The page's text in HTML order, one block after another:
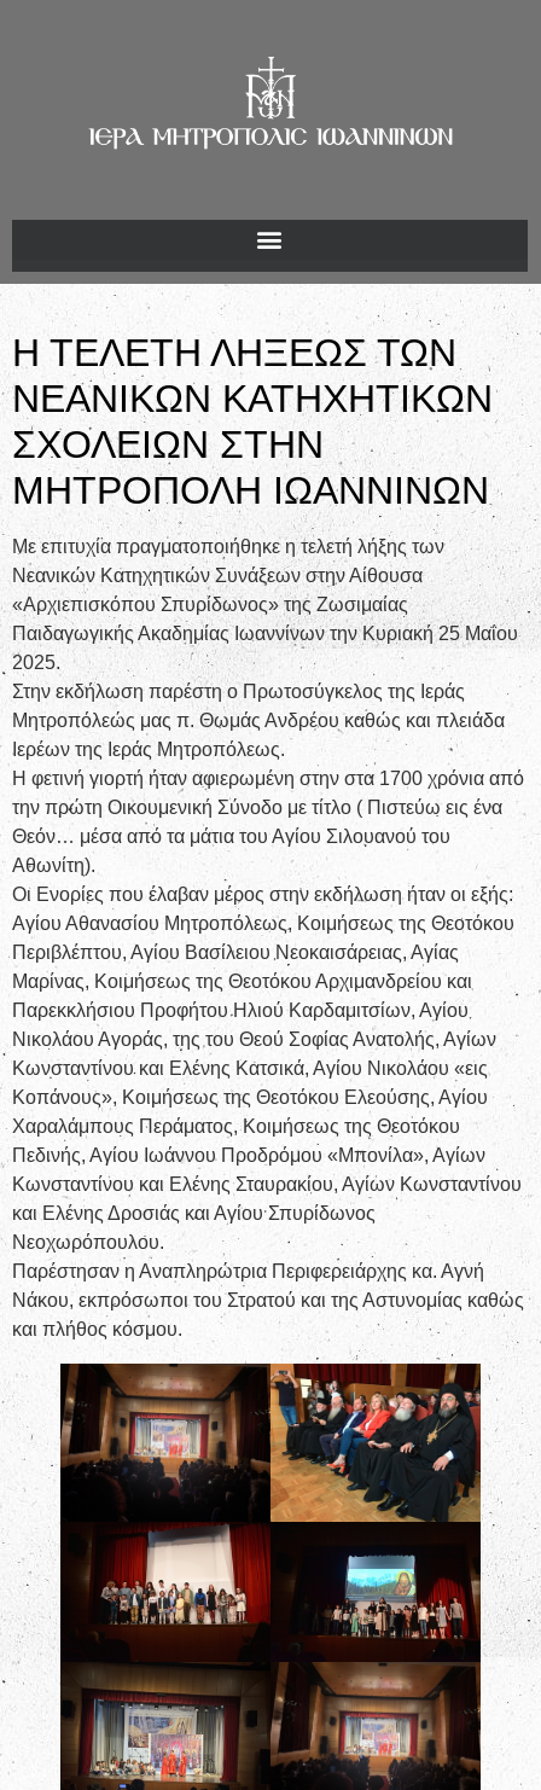
Η ΤΕΛΕΤΗ ΛΗΞΕΩΣ ΤΩΝ
ΝΕΑΝΙΚΩΝ ΚΑΤΗΧΗΤΙΚΩΝ
ΣΧΟΛΕΙΩΝ ΣΤΗΝ
ΜΗΤΡΟΠΟΛΗ ΙΩΑΝΝΙΝΩΝ
Με επιτυχία πραγματοποιήθηκε η τελετή λήξης των
Νεανικών Κατηχητικών Συνάξεων στην Αίθουσα
«Αρχιεπισκόπου Σπυρίδωνος» της Ζωσιμαίας
Παιδαγωγικής Ακαδημίας Ιωαννίνων την Κυριακή 25 Μαΐου
2025.
Στην εκδήλωση παρέστη ο Πρωτοσύγκελος της Ιεράς
Μητροπόλεώς μας π. Θωμάς Ανδρέου καθώς και πλειάδα
Ιερέων της Ιεράς Μητροπόλεως.
Η φετινή γιορτή ήταν αφιερωμένη στην στα 1700 χρόνια από
την πρώτη Οικουμενική Σύνοδο με τίτλο ( Πιστεύω εις ένα
Θεόν… μέσα από τα μάτια του Αγίου Σιλουανού του
Αθωνίτη).
Οι Ενορίες που έλαβαν μέρος στην εκδήλωση ήταν οι εξής:
Αγίου Αθανασίου Μητροπόλεως, Κοιμήσεως της Θεοτόκου
Περιβλέπτου, Αγίου Βασίλειου Νεοκαισάρειας, Αγίας
Μαρίνας, Κοιμήσεως της Θεοτόκου Αρχιμανδρείου και
Παρεκκλήσιου Προφήτου Ηλιού Καρδαμιτσίων, Αγίου
Νικολάου Αγοράς, της του Θεού Σοφίας Ανατολής, Αγίων
Κωνσταντίνου και Ελένης Κατσικά, Αγίου Νικολάου «εις
Κοπάνους», Κοιμήσεως της Θεοτόκου Ελεούσης, Αγίου
Χαραλάμπους Περάματος, Κοιμήσεως της Θεοτόκου
Πεδινής, Αγίου Ιωάννου Προδρόμου «Μπονίλα», Αγίων
Κωνσταντίνου και Ελένης Σταυρακίου, Αγίων Κωνσταντίνου
και Ελένης Δροσιάς και Αγίου Σπυρίδωνος
Νεοχωρόπουλου.
Παρέστησαν η Αναπληρώτρια Περιφερειάρχης κα. Αγνή
Νάκου, εκπρόσωποι του Στρατού και της Αστυνομίας καθώς
και πλήθος κόσμου.